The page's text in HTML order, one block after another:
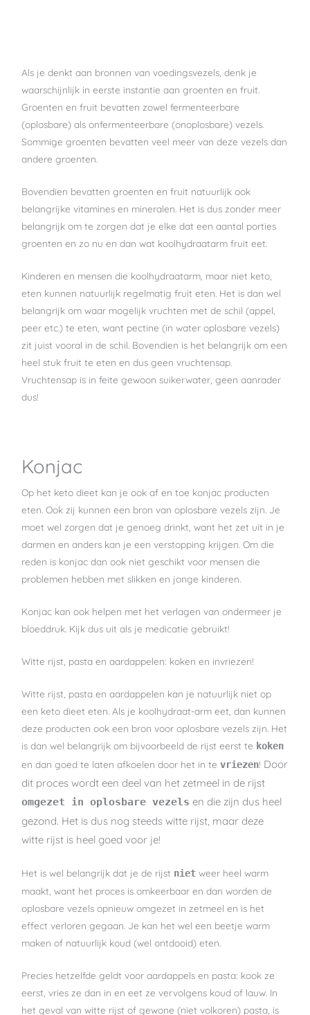
Als je denkt aan bronnen van voedingsvezels, denk je
waarschijnlijk in eerste instantie aan groenten en fruit.
Groenten en fruit bevatten zowel fermenteerbare
(oplosbare) als onfermenteerbare (onoplosbare) vezels.
Sommige groenten bevatten veel meer van deze vezels dan
andere groenten.
Bovendien bevatten groenten en fruit natuurlijk ook
belangrijke vitamines en mineralen. Het is dus zonder meer
belangrijk om te zorgen dat je elke dat een aantal porties
groenten en zo nu en dan wat koolhydraatarm fruit eet.
Kinderen en mensen die koolhydraatarm, maar niet keto,
eten kunnen natuurlijk regelmatig fruit eten. Het is dan wel
belangrijk om waar mogelijk vruchten met de schil (appel,
peer etc.) te eten, want pectine (in water oplosbare vezels)
zit juist vooral in de schil. Bovendien is het belangrijk om een
heel stuk fruit te eten en dus geen vruchtensap.
Vruchtensap is in feite gewoon suikerwater, geen aanrader
dus!
Konjac
Op het keto dieet kan je ook af en toe konjac producten
eten. Ook zij kunnen een bron van oplosbare vezels zijn. Je
moet wel zorgen dat je genoeg drinkt, want het zet uit in je
darmen en anders kan je een verstopping krijgen. Om die
reden is konjac dan ook niet geschikt voor mensen die
problemen hebben met slikken en jonge kinderen.
Konjac kan ook helpen met het verlagen van ondermeer je
bloeddruk. Kijk dus uit als je medicatie gebruikt!
Witte rijst, pasta en aardappelen: koken en invriezen!
Witte rijst, pasta en aardappelen kan je natuurlijk niet op
een keto dieet eten. Als je koolhydraat-arm eet, dan kunnen
deze producten ook een bron voor oplosbare vezels zijn. Het
is dan wel belangrijk om bijvoorbeeld de rijst eerst te koken
en dan goed te laten afkoelen door het in tevriezen! Door
dit proces wordt een deel van het zetmeel in de rijst
omgezet in oplosbare vezels en die zijn dus heel
gezond. Het is dus nog steeds witte rijst, maar deze
witte rijst is heel goed voor je!
Het is wel belangrijk dat je de rijst niet weer heel warm
maakt, want het proces is omkeerbaar en dan worden de
oplosbare vezels opnieuw omgezet in zetmeel en is het
effect verloren gegaan. Je kan het wel een beetje warm
maken of natuurlijk koud (wel ontdooid) eten.
Precies hetzelfde geldt voor aardappels en pasta: kook ze
eerst, vries ze dan in en eet ze vervolgens koud of lauw. In
het geval van witte rijst of gewone (niet volkoren) pasta, is